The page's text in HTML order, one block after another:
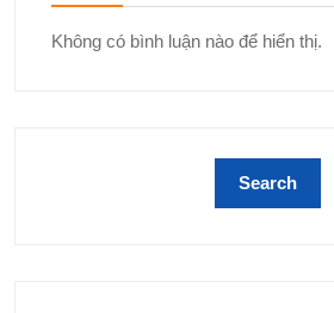
Không có bình luận nào để hiển thị.